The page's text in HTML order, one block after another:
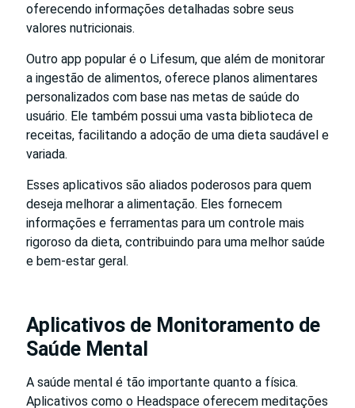
oferecendo informações detalhadas sobre seus
valores nutricionais.
Outro app popular é o Lifesum, que além de monitorar
a ingestão de alimentos, oferece planos alimentares
personalizados com base nas metas de saúde do
usuário. Ele também possui uma vasta biblioteca de
receitas, facilitando a adoção de uma dieta saudável e
variada.
Esses aplicativos são aliados poderosos para quem
deseja melhorar a alimentação. Eles fornecem
informações e ferramentas para um controle mais
rigoroso da dieta, contribuindo para uma melhor saúde
e bem-estar geral.
Aplicativos de Monitoramento de
Saúde Mental
A saúde mental é tão importante quanto a física.
Aplicativos como o Headspace oferecem meditações